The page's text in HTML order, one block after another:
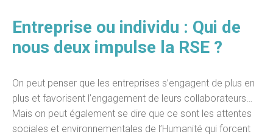
Entreprise ou individu : Qui de
nous deux impulse la RSE ?
On peut penser que les entreprises s’engagent de plus en
plus et favorisent l’engagement de leurs collaborateurs…
Mais on peut également se dire que ce sont les attentes
sociales et environnementales de l’Humanité qui forcent